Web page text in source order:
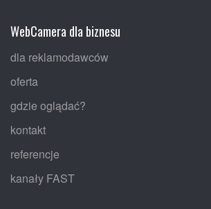
WebCamera dla biznesu
dla reklamodawców
oferta
gdzie oglądać?
kontakt
referencje
kanały FAST